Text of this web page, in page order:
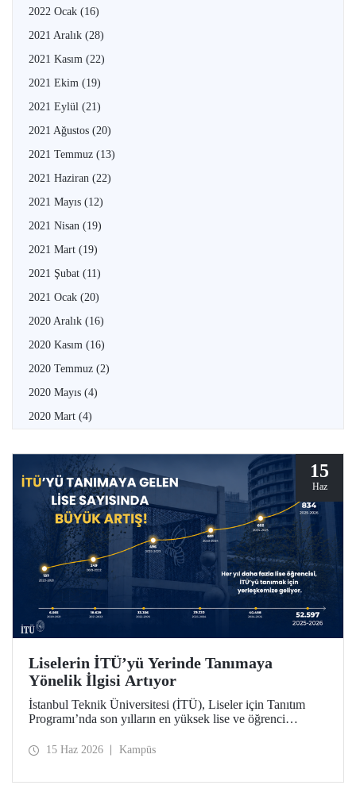
2022 Ocak (16)
2021 Aralık (28)
2021 Kasım (22)
2021 Ekim (19)
2021 Eylül (21)
2021 Ağustos (20)
2021 Temmuz (13)
2021 Haziran (22)
2021 Mayıs (12)
2021 Nisan (19)
2021 Mart (19)
2021 Şubat (11)
2021 Ocak (20)
2020 Aralık (16)
2020 Kasım (16)
2020 Temmuz (2)
2020 Mayıs (4)
2020 Mart (4)
15
Haz
Liselerin İTÜ’yü Yerinde Tanımaya
Yönelik İlgisi Artıyor
İstanbul Teknik Üniversitesi (İTÜ), Liseler için Tanıtım
Programı’nda son yılların en yüksek lise ve öğrenci
liseden 52.597 öğrenci İTÜ’yü yakından tanıdı.
15 Haz 2026 Kampüs